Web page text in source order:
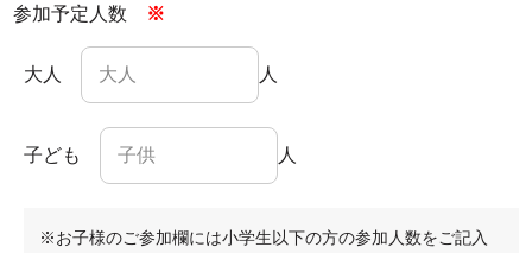
参加予定人数 ※
大人 人
子ども 人
※お子様のご参加欄には小学生以下の方の参加人数をご記入